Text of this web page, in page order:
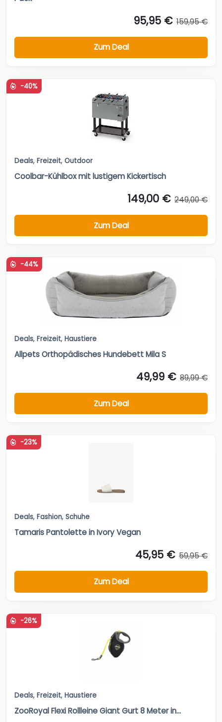
95,95 € 159,95 €
Zum Deal
-40%
Deals, Freizeit, Outdoor
Coolbar-Kühlbox mit lustigem Kickertisch
149,00 € 249,00 €
Zum Deal
-44%
Deals, Freizeit, Haustiere
Allpets Orthopädisches Hundebett Mila S
49,99 € 89,99 €
Zum Deal
-23%
Deals, Fashion, Schuhe
Tamaris Pantolette in Ivory Vegan
45,95 € 59,95 €
Zum Deal
-26%
Deals, Freizeit, Haustiere
ZooRoyal Flexi Rollleine Giant Gurt 8 Meter in...